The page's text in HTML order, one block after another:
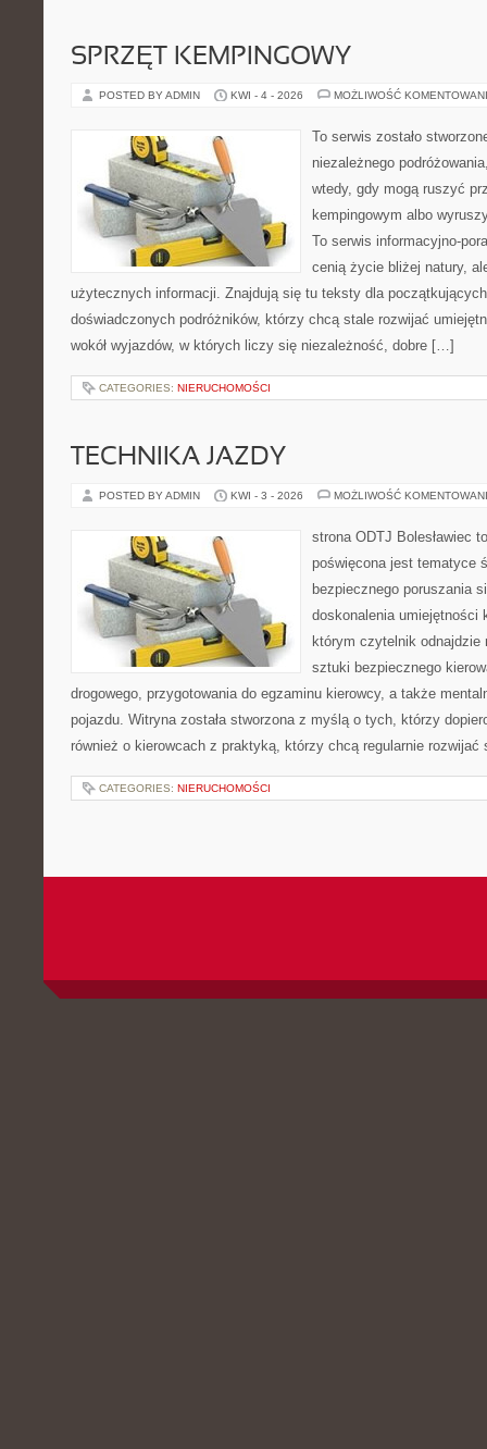
SPRZĘT KEMPINGOWY
POSTED BY ADMIN KWI - 4 - 2026 MOŻLIWOŚĆ
To serwis zostało
niezależnego
wtedy, gdy mogą ruszyć
kempingowym albo
To serwis informacyjno-
cenią życie bliżej natury,
użytecznych informacji. Znajdują się tu teksty dla
doświadczonych podróżników, którzy chcą stale rozwijać
wokół wyjazdów, w których liczy się niezależność, dobre […]
CATEGORIES: NIERUCHOMOŚCI
TECHNIKA JAZDY
POSTED BY ADMIN KWI - 3 - 2026 MOŻLIWOŚĆ
strona ODTJ Bolesławiec
poświęcona jest tematyce
bezpiecznego poruszania
doskonalenia umiejętności
którym czytelnik odnajdzie
sztuki bezpiecznego
drogowego, przygotowania do egzaminu kierowcy, a także
pojazdu. Witryna została stworzona z myślą o tych, którzy
również o kierowcach z praktyką, którzy chcą regularnie
CATEGORIES: NIERUCHOMOŚCI